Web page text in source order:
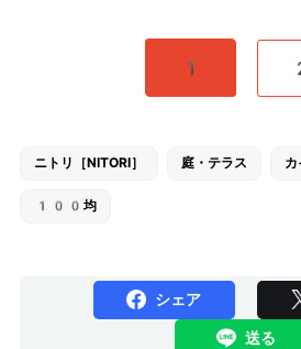
1
ニトリ［NITORI］ 庭・テラス
100均
シェア
送る